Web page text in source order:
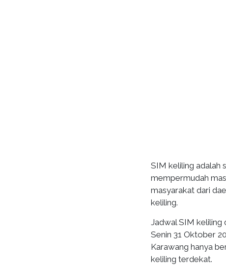
SIM keliling adalah
mempermudah
masyarakat dari
keliling.
Jadwal SIM keliling
Senin 31 Oktober
Karawang hanya
keliling terdekat.